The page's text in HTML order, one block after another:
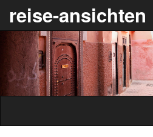
reise-ansichten